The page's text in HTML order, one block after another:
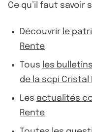
Ce qu’il faut savoir
Découvrir le
Rente
Tous les
de la scpi Cristal
Les actualités
Rente